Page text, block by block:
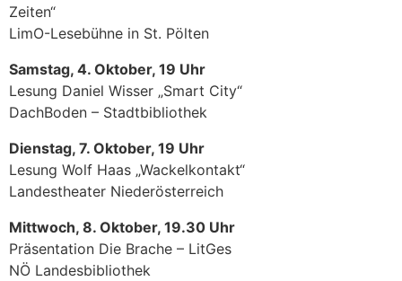
Zeiten“
LimO-Lesebühne in St. Pölten
Samstag, 4. Oktober, 19 Uhr
Lesung Daniel Wisser „Smart City“
DachBoden – Stadtbibliothek
Dienstag, 7. Oktober, 19 Uhr
Lesung Wolf Haas „Wackelkontakt“
Landestheater Niederösterreich
Mittwoch, 8. Oktober, 19.30 Uhr
Präsentation Die Brache – LitGes
NÖ Landesbibliothek